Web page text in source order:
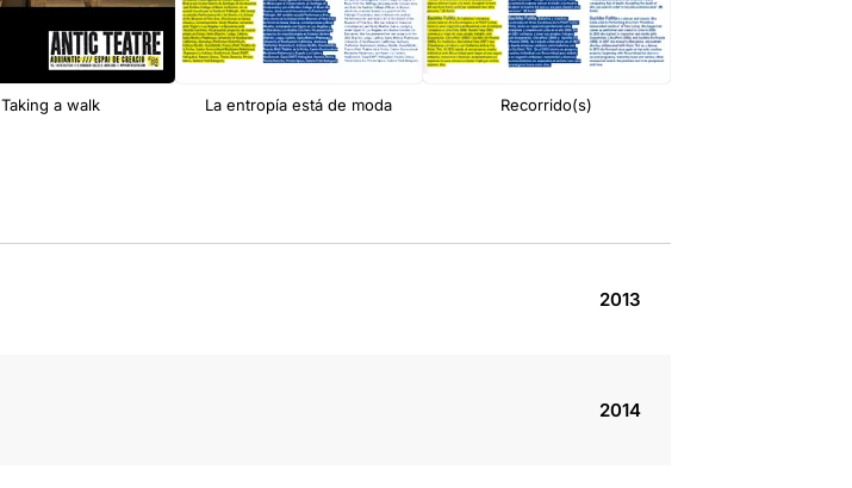
Taking a walk La entropía está de moda Recorrido(s)
2013
2014